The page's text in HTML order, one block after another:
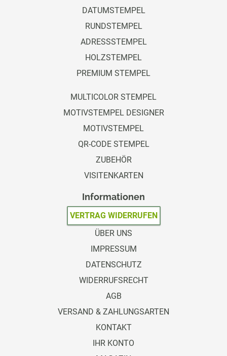
DATUMSTEMPEL
RUNDSTEMPEL
ADRESSSTEMPEL
HOLZSTEMPEL
PREMIUM STEMPEL
MULTICOLOR STEMPEL
MOTIVSTEMPEL DESIGNER
MOTIVSTEMPEL
QR-CODE STEMPEL
ZUBEHÖR
VISITENKARTEN
Informationen
VERTRAG WIDERRUFEN
ÜBER UNS
IMPRESSUM
DATENSCHUTZ
WIDERRUFSRECHT
AGB
VERSAND & ZAHLUNGSARTEN
KONTAKT
IHR KONTO